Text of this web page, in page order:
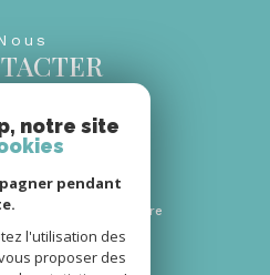
27 29 69
66 30 18
97410 Saint-Pierre
notre site
pendant
l'utilisation des
proposer des